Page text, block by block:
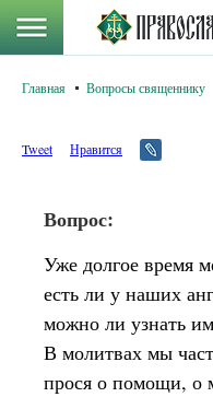
Главная Вопросы священнику
Tweet Нравится
Вопрос:
Уже долгое время
есть ли у наших
можно ли узнать
В молитвах мы
прося о помощи, о